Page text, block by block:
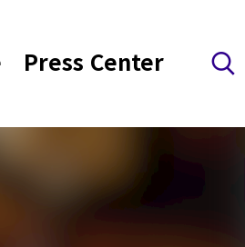
Press Center 검색 레이어 열기